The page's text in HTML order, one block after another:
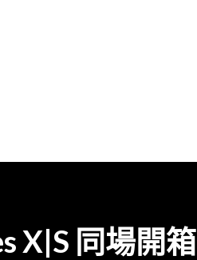
X|S 同場開箱